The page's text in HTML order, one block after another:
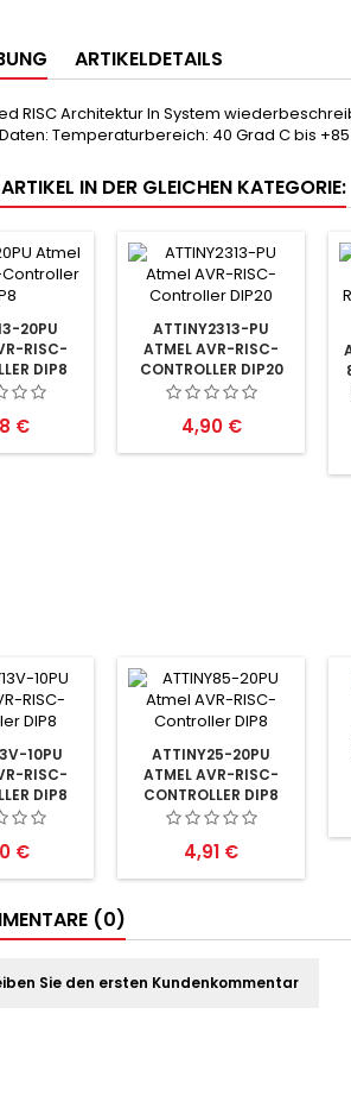
ARTIKELDETAILS
RISC Architektur In System
Temperaturbereich: 40 Grad C bis +85
ARTIKEL IN DER GLEICHEN KATEGORIE:
20PU
RISC-
DIP8
€
ATTINY2313-PU
ATMEL AVR-RISC-
CONTROLLER DIP20
Preis
4,90 €
10PU
RISC-
DIP8
€
ATTINY25-20PU
ATMEL AVR-RISC-
CONTROLLER DIP8
Preis
4,91 €
(0)
Sie den ersten Kundenkommentar